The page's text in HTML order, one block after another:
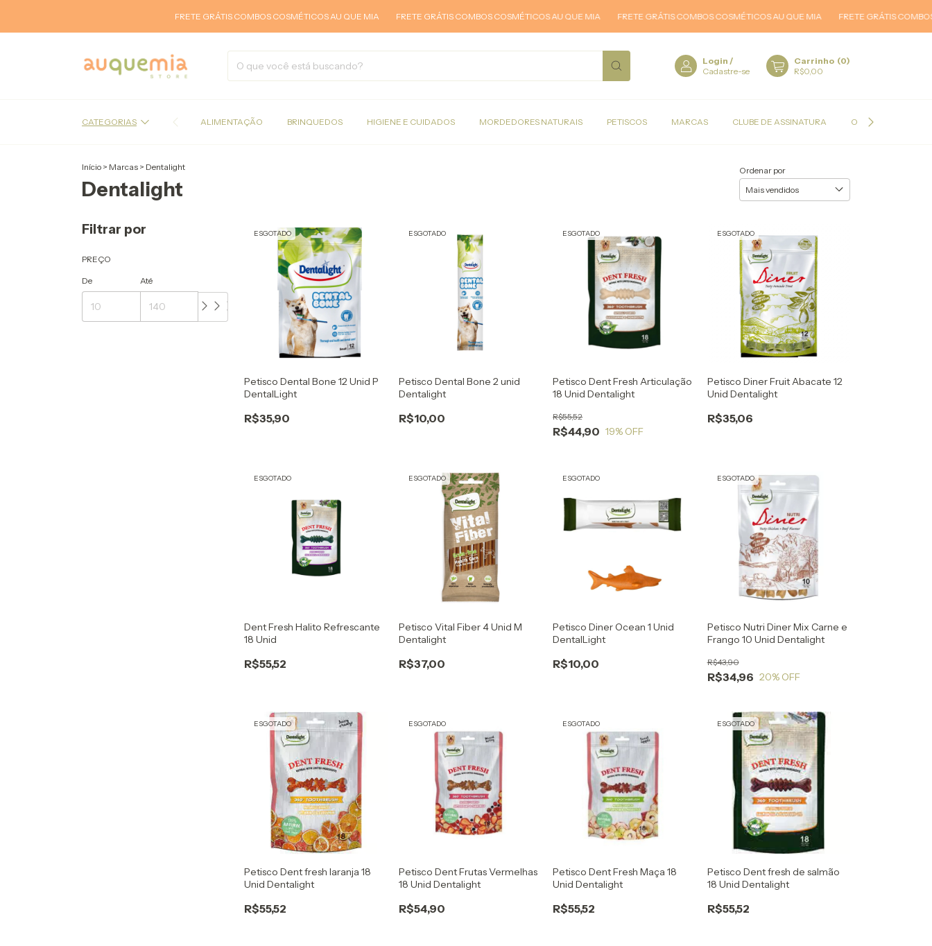
FRETE GRÁTIS COMBOS COSMÉTICOS AU QUE MIA FRETE GRÁTIS COMBOS COSMÉTICOS AU QUE MIA FRETE GRÁTIS COMBOS COSMÉTICOS AU QUE MIA FRETE GRÁTIS COMBOS
Login /
Cadastre-se
Carrinho (0)
R$0,00
CATEGORIAS ALIMENTAÇÃO BRINQUEDOS HIGIENE E CUIDADOS MORDEDORES NATURAIS PETISCOS MARCAS CLUBE DE ASSINATURA OFERTAS
Início > Marcas > Dentalight
Dentalight
Ordenar por
Filtrar por
PREÇO
De Até
ESGOTADO
Petisco Dental Bone 12 Unid P
DentalLight
R$35,90
ESGOTADO
Petisco Dental Bone 2 unid
Dentalight
R$10,00
ESGOTADO
Petisco Dent Fresh Articulação
18 Unid Dentalight
R$44,90
R$55,52
19% OFF
ESGOTADO
Petisco Diner Fruit Abacate 12
Unid Dentalight
R$35,06
ESGOTADO
Dent Fresh Halito Refrescante
18 Unid
R$55,52
ESGOTADO
Petisco Vital Fiber 4 Unid M
Dentalight
R$37,00
ESGOTADO
Petisco Diner Ocean 1 Unid
DentalLight
R$10,00
ESGOTADO
Petisco Nutri Diner Mix Carne e
Frango 10 Unid Dentalight
R$34,96
R$43,90
20% OFF
ESGOTADO
Petisco Dent fresh laranja 18
Unid Dentalight
R$55,52
ESGOTADO
Petisco Dent Frutas Vermelhas
18 Unid Dentalight
R$54,90
ESGOTADO
Petisco Dent Fresh Maça 18
Unid Dentalight
R$55,52
ESGOTADO
Petisco Dent fresh de salmão
18 Unid Dentalight
R$55,52